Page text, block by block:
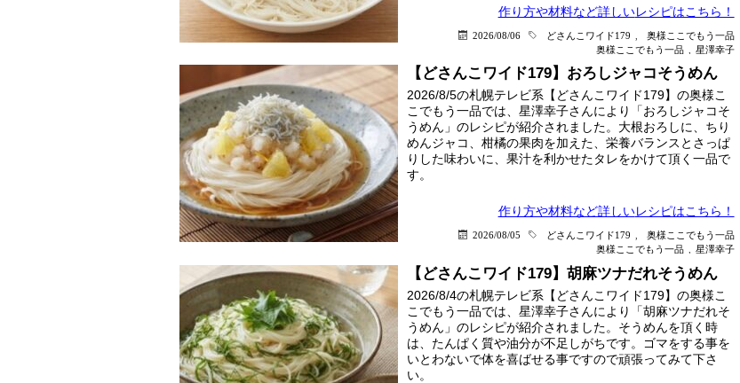
作り方や材料など詳しいレシピはこちら！
2026/08/06 どさんこワイド179
奥様ここでもう一品
奥様ここでもう一品
星澤幸子
【どさんこワイド179】おろしジャコそうめん
2026/8/5の札幌テレビ系【どさんこワイド179】の奥様こ
こでもう一品では、星澤幸子さんにより「おろしジャコそ
うめん」のレシピが紹介されました。大根おろしに、ちり
めんジャコ、柑橘の果肉を加えた、栄養バランスとさっぱ
りした味わいに、果汁を利かせたタレをかけて頂く一品で
す。
作り方や材料など詳しいレシピはこちら！
2026/08/05 どさんこワイド179
奥様ここでもう一品
奥様ここでもう一品
星澤幸子
【どさんこワイド179】胡麻ツナだれそうめん
2026/8/4の札幌テレビ系【どさんこワイド179】の奥様こ
こでもう一品では、星澤幸子さんにより「胡麻ツナだれそ
うめん」のレシピが紹介されました。そうめんを頂く時
は、たんぱく質や油分が不足しがちです。ゴマをする事を
いとわないで体を喜ばせる事ですので頑張ってみて下さ
い。